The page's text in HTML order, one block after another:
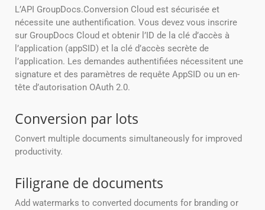
L’API GroupDocs.Conversion Cloud est sécurisée et
nécessite une authentification. Vous devez vous inscrire
sur GroupDocs Cloud et obtenir l’ID de la clé d’accès à
l’application (appSID) et la clé d’accès secrète de
l’application. Les demandes authentifiées nécessitent une
signature et des paramètres de requête AppSID ou un en-
tête d’autorisation OAuth 2.0.
Conversion par lots
Convert multiple documents simultaneously for improved
productivity.
Filigrane de documents
Add watermarks to converted documents for branding or